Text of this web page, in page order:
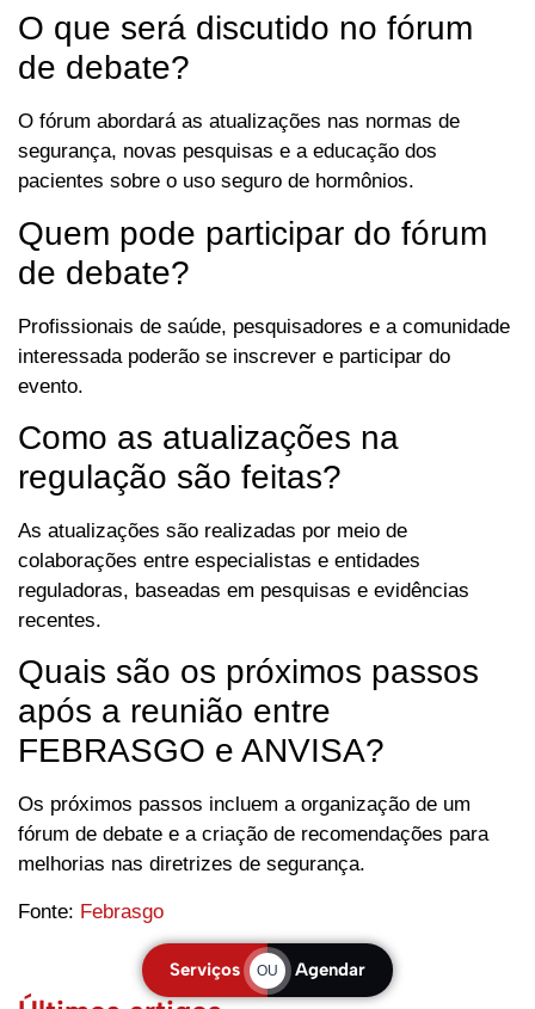
O que será discutido no fórum
de debate?
O fórum abordará as atualizações nas normas de
segurança, novas pesquisas e a educação dos
pacientes sobre o uso seguro de hormônios.
Quem pode participar do fórum
de debate?
Profissionais de saúde, pesquisadores e a comunidade
interessada poderão se inscrever e participar do
evento.
Como as atualizações na
regulação são feitas?
As atualizações são realizadas por meio de
colaborações entre especialistas e entidades
reguladoras, baseadas em pesquisas e evidências
recentes.
Quais são os próximos passos
após a reunião entre
FEBRASGO e ANVISA?
Os próximos passos incluem a organização de um
fórum de debate e a criação de recomendações para
melhorias nas diretrizes de segurança.
Fonte: Febrasgo
Serviços OU Agendar